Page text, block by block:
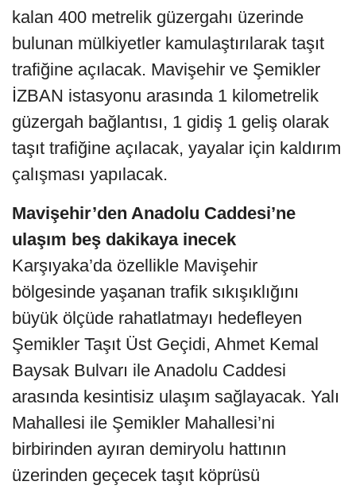
kalan 400 metrelik güzergahı üzerinde
bulunan mülkiyetler kamulaştırılarak taşıt
trafiğine açılacak. Mavişehir ve Şemikler
İZBAN istasyonu arasında 1 kilometrelik
güzergah bağlantısı, 1 gidiş 1 geliş olarak
taşıt trafiğine açılacak, yayalar için kaldırım
çalışması yapılacak.
Mavişehir’den Anadolu Caddesi’ne
ulaşım beş dakikaya inecek
Karşıyaka’da özellikle Mavişehir
bölgesinde yaşanan trafik sıkışıklığını
büyük ölçüde rahatlatmayı hedefleyen
Şemikler Taşıt Üst Geçidi, Ahmet Kemal
Baysak Bulvarı ile Anadolu Caddesi
arasında kesintisiz ulaşım sağlayacak. Yalı
Mahallesi ile Şemikler Mahallesi’ni
birbirinden ayıran demiryolu hattının
üzerinden geçecek taşıt köprüsü